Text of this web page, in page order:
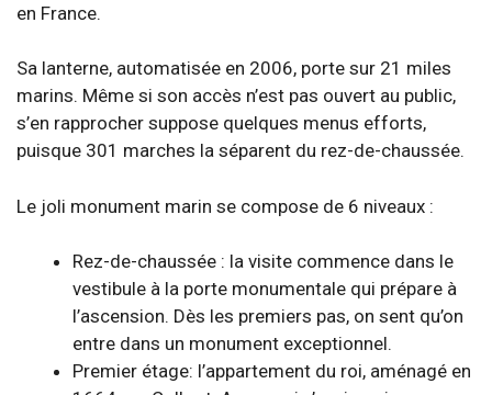
en France.
Sa lanterne, automatisée en 2006, porte sur 21 miles
marins. Même si son accès n’est pas ouvert au public,
s’en rapprocher suppose quelques menus efforts,
puisque 301 marches la séparent du rez-de-chaussée.
Le joli monument marin se compose de 6 niveaux :
Rez-de-chaussée : la visite commence dans le
vestibule à la porte monumentale qui prépare à
l’ascension. Dès les premiers pas, on sent qu’on
entre dans un monument exceptionnel.
Premier étage: l’appartement du roi, aménagé en